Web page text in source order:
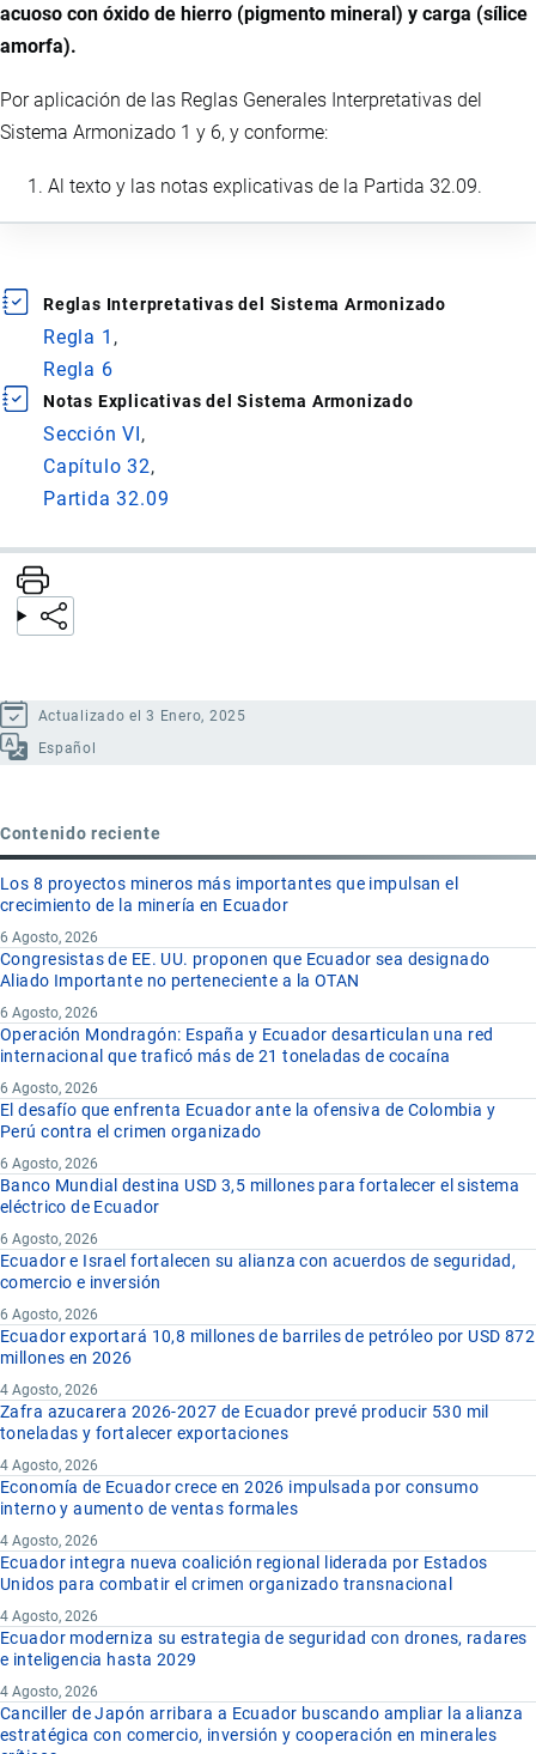
acuoso con óxido de hierro (pigmento mineral) y carga (sílice
amorfa).
Por aplicación de las Reglas Generales Interpretativas del
Sistema Armonizado 1 y 6, y conforme:
Al texto y las notas explicativas de la Partida 32.09.
Reglas Interpretativas del Sistema Armonizado
Regla 1
Regla 6
Notas Explicativas del Sistema Armonizado
Sección VI
Capítulo 32
Partida 32.09
Actualizado el 3 Enero, 2025
Español
Contenido reciente
Los 8 proyectos mineros más importantes que impulsan el
crecimiento de la minería en Ecuador
6 Agosto, 2026
Congresistas de EE. UU. proponen que Ecuador sea designado
Aliado Importante no perteneciente a la OTAN
6 Agosto, 2026
Operación Mondragón: España y Ecuador desarticulan una red
internacional que traficó más de 21 toneladas de cocaína
6 Agosto, 2026
El desafío que enfrenta Ecuador ante la ofensiva de Colombia y
Perú contra el crimen organizado
6 Agosto, 2026
Banco Mundial destina USD 3,5 millones para fortalecer el sistema
eléctrico de Ecuador
6 Agosto, 2026
Ecuador e Israel fortalecen su alianza con acuerdos de seguridad,
comercio e inversión
6 Agosto, 2026
Ecuador exportará 10,8 millones de barriles de petróleo por USD 872
millones en 2026
4 Agosto, 2026
Zafra azucarera 2026-2027 de Ecuador prevé producir 530 mil
toneladas y fortalecer exportaciones
4 Agosto, 2026
Economía de Ecuador crece en 2026 impulsada por consumo
interno y aumento de ventas formales
4 Agosto, 2026
Ecuador integra nueva coalición regional liderada por Estados
Unidos para combatir el crimen organizado transnacional
4 Agosto, 2026
Ecuador moderniza su estrategia de seguridad con drones, radares
e inteligencia hasta 2029
4 Agosto, 2026
Canciller de Japón arribara a Ecuador buscando ampliar la alianza
estratégica con comercio, inversión y cooperación en minerales